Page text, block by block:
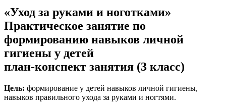
«Уход за руками и ноготками»
Практическое занятие по
формированию навыков личной
гигиены у детей
план-конспект занятия (3 класс)
Цель: формирование у детей навыков личной гигиены,
навыков правильного ухода за руками и ногтями.